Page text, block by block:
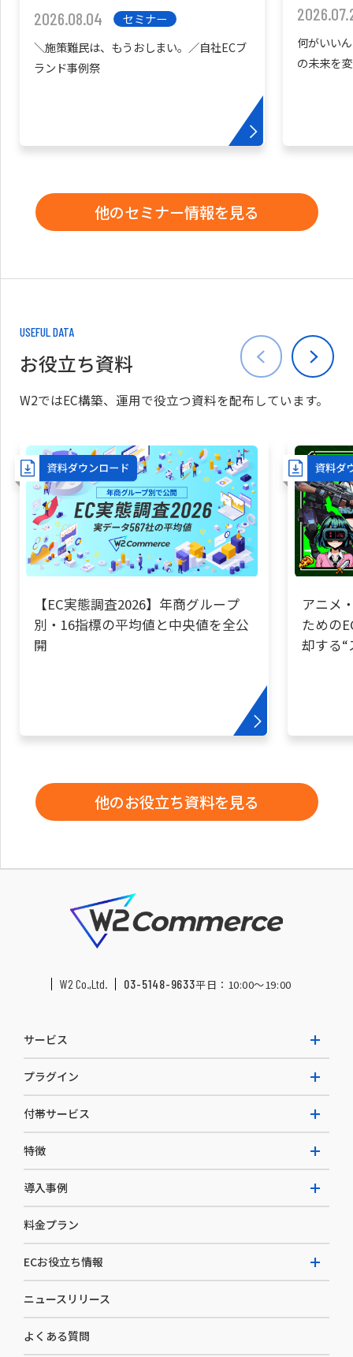
2026.08.04
セミナー
＼施策難民は、もうおしまい。／自社ECブ
ランド事例祭
何がいい
の未来を
他のセミナー情報を見る
USEFUL DATA
お役立ち資料
W2ではEC構築、運用で役立つ資料を配布しています。
【EC実態調査2026】年商グループ
別・16指標の平均値と中央値を全公
開
アニメ
ための
却する
他のお役立ち資料を見る
W2 Co.,Ltd. 03-5148-9633平日：10:00〜19:00
サービス
W2 Commerce Repeat
W2 Commerce BtoB
W2 Commerce Asia
プラグイン
AI buddy
付帯サービス
EC運用構築支援・運用支援
カスタマーサクセス
セキュリティ
デザイン制作
コンサルティング
特徴
選ばれる理由
開発体制
導入事例
導入企業一覧
料金プラン
ECお役立ち情報
お役立ち資料
ニュースリリース
よくある質問